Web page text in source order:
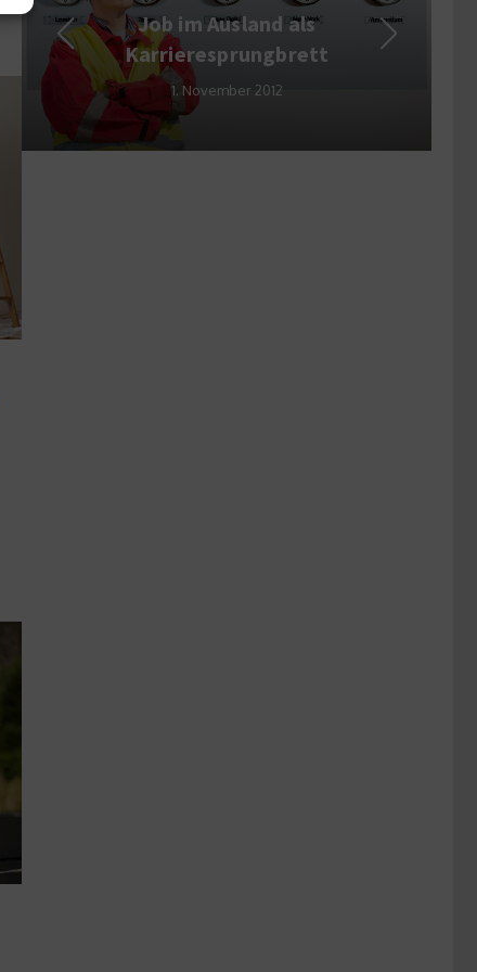
Essen in der Mittagspause –
Das sind die beliebtesten
Liefer-Gerichte
12. Februar 2017